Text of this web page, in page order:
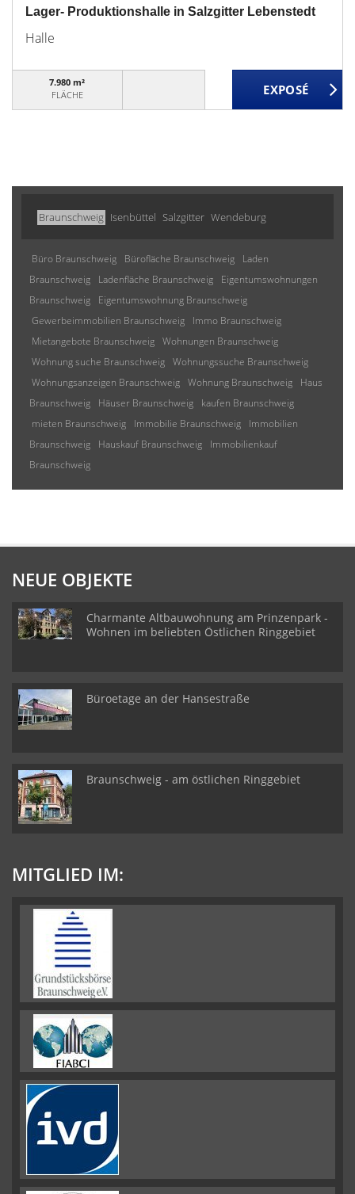
Lager- Produktionshalle in Salzgitter Lebenstedt
Halle
7.980 m²
FLÄCHE
Braunschweig Isenbüttel Salzgitter Wendeburg
Büro Braunschweig Bürofläche Braunschweig
Laden
Braunschweig
Ladenfläche Braunschweig
Eigentumswohnungen
Braunschweig
Eigentumswohnung Braunschweig
Gewerbeimmobilien Braunschweig
Immo Braunschweig
Mietangebote Braunschweig Wohnungen Braunschweig
Wohnung suche Braunschweig Wohnungssuche Braunschweig
Wohnungsanzeigen Braunschweig Wohnung Braunschweig
Haus
Braunschweig
Häuser Braunschweig
kaufen Braunschweig
mieten Braunschweig
Immobilie Braunschweig
Immobilien
Braunschweig
Hauskauf Braunschweig
Immobilienkauf
Braunschweig
NEUE OBJEKTE
Charmante Altbauwohnung am Prinzenpark -
Wohnen im beliebten Östlichen Ringgebiet
Büroetage an der Hansestraße
Braunschweig - am östlichen Ringgebiet
MITGLIED IM: